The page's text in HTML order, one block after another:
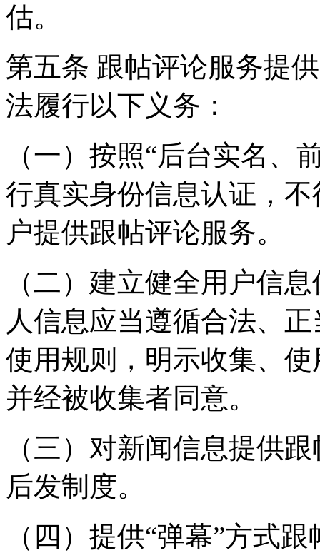
估。
第五条 跟帖评论服务提
法履行以下义务：
（一）按照“后台实名、
行真实身份信息认证，
户提供跟帖评论服务。
（二）建立健全用户信
人信息应当遵循合法、
使用规则，明示收集、
并经被收集者同意。
（三）对新闻信息提供
后发制度。
（四）提供“弹幕”方式